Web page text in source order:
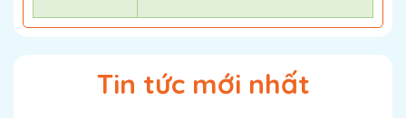
Tin tức mới nhất